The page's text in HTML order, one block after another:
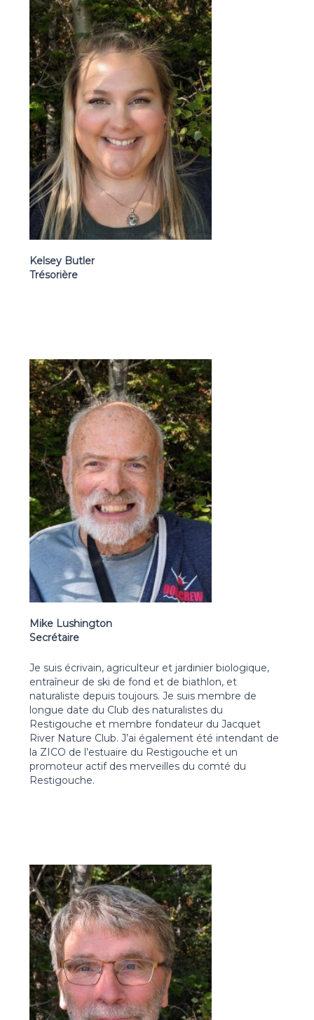
Kelsey Butler
Trésorière
Mike Lushington
Secrétaire
Je suis écrivain, agriculteur et jardinier biologique,
entraîneur de ski de fond et de biathlon, et
naturaliste depuis toujours. Je suis membre de
longue date du Club des naturalistes du
Restigouche et membre fondateur du Jacquet
River Nature Club. J’ai également été intendant de
la ZICO de l’estuaire du Restigouche et un
promoteur actif des merveilles du comté du
Restigouche.